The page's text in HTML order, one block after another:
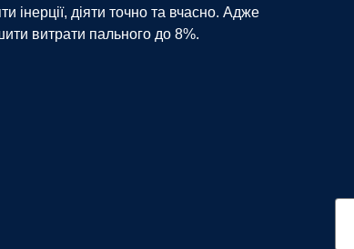
інерції, діяти точно та вчасно. Адже
витрати пального до 8%.